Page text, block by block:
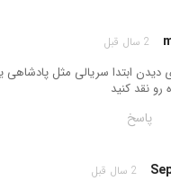
2 سال قبل
دیدن ابتدا سریالی مثل
رو نقد کنید
پاسخ
2 سال قبل